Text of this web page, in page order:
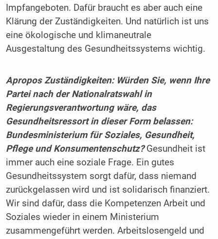
Impfangeboten. Dafür braucht es aber auch eine
Klärung der Zuständigkeiten. Und natürlich ist uns
eine ökologische und klimaneutrale
Ausgestaltung des Gesundheitssystems wichtig.
Apropos Zuständigkeiten: Würden Sie, wenn Ihre
Partei nach der Nationalratswahl in
Regierungsverantwortung wäre, das
Gesundheitsressort in dieser Form belassen:
Bundesministerium für Soziales, Gesundheit,
Pflege und Konsumentenschutz?Gesundheit ist
immer auch eine soziale Frage. Ein gutes
Gesundheitssystem sorgt dafür, dass niemand
zurückgelassen wird und ist solidarisch finanziert.
Wir sind dafür, dass die Kompetenzen Arbeit und
Soziales wieder in einem Ministerium
zusammengeführt werden. Arbeitslosengeld und